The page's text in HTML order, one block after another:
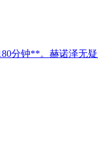
分钟**。赫诺泽无